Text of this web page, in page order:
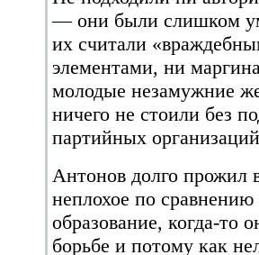
— они были слишком
их считали
элементами, ни
молодые незамужние
ничего не стоили без
партийных
Антонов долго прожил
неплохое по
образование, когда-то
борьбе и потому как